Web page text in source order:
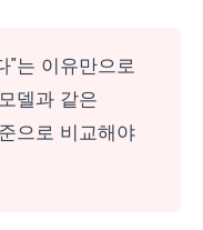
"는 이유만으로
델과 같은
으로 비교해야